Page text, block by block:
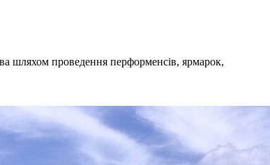
шляхом проведення перформенсів, ярмарок,